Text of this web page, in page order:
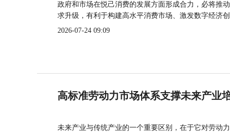
政府和市场在悦己消费的发展方面形成合力，必将推
求升级，有利于构建高水平消费市场、激发数字经济
2026-07-24 09:09
高标准劳动力市场体系支撑未来产业
未来产业与传统产业的一个重要区别，在于它对劳动